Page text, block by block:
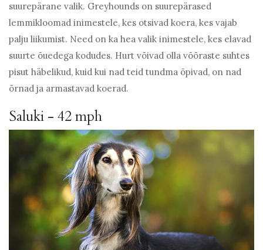
suurepärane valik. Greyhounds on suurepärased
lemmikloomad inimestele, kes otsivad koera, kes vajab
palju liikumist. Need on ka hea valik inimestele, kes elavad
suurte õuedega kodudes. Hurt võivad olla võõraste suhtes
pisut häbelikud, kuid kui nad teid tundma õpivad, on nad
õrnad ja armastavad koerad.
Saluki - 42 mph